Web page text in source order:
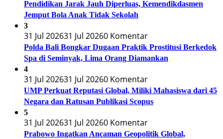
Pendidikan Jarak Jauh Diperluas, Kemendikdasmen
Jemput Bola Anak Tidak Sekolah
3
31 Jul 202631 Jul 20260 Komentar
Polda Bali Bongkar Dugaan Praktik Prostitusi Berkedok
Spa di Seminyak, Lima Orang Diamankan
4
31 Jul 202631 Jul 20260 Komentar
UMP Perkuat Reputasi Global, Miliki Mahasiswa dari 45
Negara dan Ratusan Publikasi Scopus
5
31 Jul 202631 Jul 20260 Komentar
Prabowo Ingatkan Ancaman Geopolitik Global,